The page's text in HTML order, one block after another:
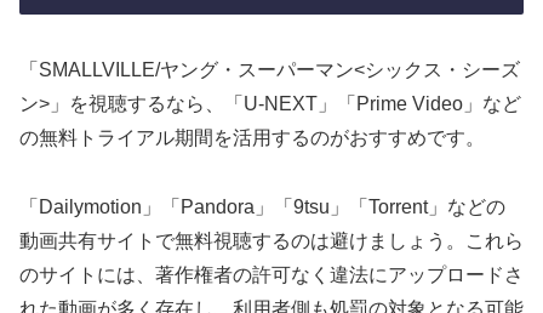
「SMALLVILLE/ヤング・スーパーマン<シックス・シーズ
ン>」を視聴するなら、「U-NEXT」「Prime Video」など
の無料トライアル期間を活用するのがおすすめです。
「Dailymotion」「Pandora」「9tsu」「Torrent」などの
動画共有サイトで無料視聴するのは避けましょう。これら
のサイトには、著作権者の許可なく違法にアップロードさ